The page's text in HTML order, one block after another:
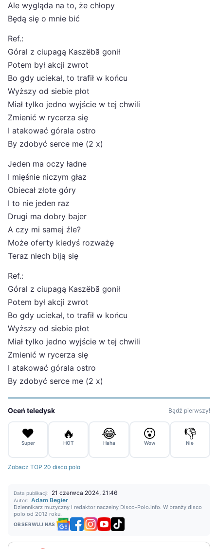
Ale wygląda na to, że chłopy
Będą się o mnie bić
Ref.:
Góral z ciupagą Kaszëbã gonił
Potem był akcji zwrot
Bo gdy uciekał, to trafił w końcu
Wyższy od siebie płot
Miał tylko jedno wyjście w tej chwili
Zmienić w rycerza się
I atakować górala ostro
By zdobyć serce me (2 x)
Jeden ma oczy ładne
I mięśnie niczym głaz
Obiecał złote góry
I to nie jeden raz
Drugi ma dobry bajer
A czy mi samej źle?
Może oferty kiedyś rozważę
Teraz niech biją się
Ref.:
Góral z ciupagą Kaszëbã gonił
Potem był akcji zwrot
Bo gdy uciekał, to trafił w końcu
Wyższy od siebie płot
Miał tylko jedno wyjście w tej chwili
Zmienić w rycerza się
I atakować górala ostro
By zdobyć serce me (2 x)
Oceń teledysk Bądź pierwszy!
❤️
Super
🔥
HOT
😂
Haha
😮
Wow
👎
Nie
Zobacz TOP 20 disco polo
Data publikacji: 21 czerwca 2024, 21:46
Autor: Adam Begier
Dziennikarz muzyczny i redaktor naczelny Disco-Polo.info. W branży disco
polo od 2012 roku.
OBSERWUJ NAS